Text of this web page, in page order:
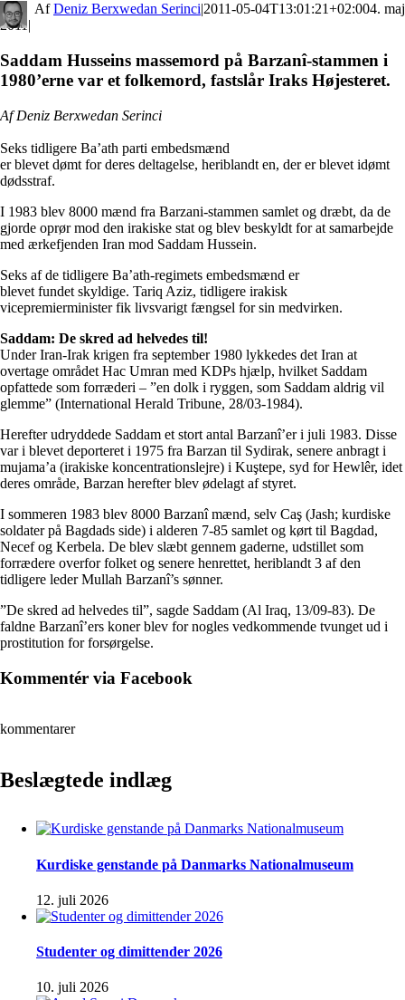
By Deniz Berxwedan Serinci|2011-05-04T13:01:21+02:004. maj
2011|
Saddam Husseins massemord på Barzanî-stammen i
1980’erne var et folkemord, fastslår Iraks Højesteret.
Af Deniz Berxwedan Serinci
Seks tidligere Ba’ath parti embedsmænd
er blevet dømt for deres deltagelse, heriblandt en, der er blevet idømt
dødsstraf.
I 1983 blev 8000 mænd fra Barzani-stammen samlet og dræbt, da de
gjorde oprør mod den irakiske stat og blev beskyldt for at samarbejde
med ærkefjenden Iran mod Saddam Hussein.
Seks af de tidligere Ba’ath-regimets embedsmænd er
blevet fundet skyldige. Tariq Aziz, tidligere irakisk
vicepremierminister fik livsvarigt fængsel for sin medvirken.
Saddam: De skred ad helvedes til!
Under Iran-Irak krigen fra september 1980 lykkedes det Iran at
overtage området Hac Umran med KDPs hjælp, hvilket Saddam
opfattede som forræderi – ”en dolk i ryggen, som Saddam aldrig vil
glemme” (International Herald Tribune, 28/03-1984).
Herefter udryddede Saddam et stort antal Barzanî’er i juli 1983. Disse
var i blevet deporteret i 1975 fra Barzan til Sydirak, senere anbragt i
mujama’a (irakiske koncentrationslejre) i Kuştepe, syd for Hewlêr, idet
deres område, Barzan herefter blev ødelagt af styret.
I sommeren 1983 blev 8000 Barzanî mænd, selv Caş (Jash; kurdiske
soldater på Bagdads side) i alderen 7-85 samlet og kørt til Bagdad,
Necef og Kerbela. De blev slæbt gennem gaderne, udstillet som
forrædere overfor folket og senere henrettet, heriblandt 3 af den
tidligere leder Mullah Barzanî’s sønner.
”De skred ad helvedes til”, sagde Saddam (Al Iraq, 13/09-83). De
faldne Barzanî’ers koner blev for nogles vedkommende tvunget ud i
prostitution for forsørgelse.
Kommentér via Facebook
kommentarer
Beslægtede indlæg
Kurdiske genstande på Danmarks Nationalmuseum
12. juli 2026
Studenter og dimittender 2026
10. juli 2026